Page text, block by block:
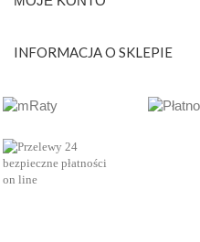
INFORMACJA O SKLEPIE